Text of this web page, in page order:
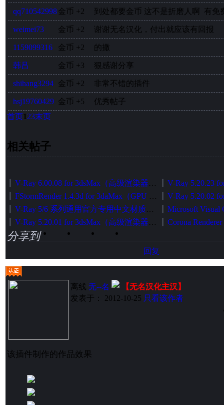
qq710542998金币 +2 到处都要金币 这不是折磨人啊 有免
weimei73 金币 +2 谢谢无名汉化，付出就应该有回报
1159099316 金币 +2 的撒
韩吕 金币 +3 狠感谢分享
shihang3294 金币 +2 非常不错的插件
hsj19760429 金币 +5
优秀帖子
首页1 23末页
相关帖子
V-Ray 6.00.08 for 3dsMax（高级渲染器）中英文切换加强版（官方正式发布版）
FStormRender 1.4.3d for 3daMax（GPU 无偏渲染器）简体中文版[智能安装版]
V-Ray 5/6 系列通用官方专用中文材质库智能安装包
V-Ray 5.20.01 for 3dsMax（高级渲染器）中英文切换加强版（官方正式发布版）
分享到
回复
离线 无--名
【无名汉化主汉】
发表于： 2012-10-25 只看该作者
该插件制作的作品效果